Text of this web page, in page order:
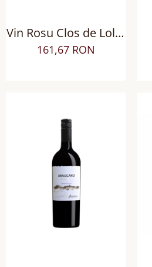
Vin Rosu Clos de Lolol
BIODINAMIC, Sec
161,67 RON